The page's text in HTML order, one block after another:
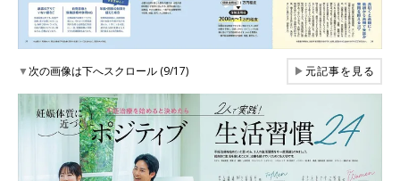
▼次の画像は下へスクロール (9/17) ▶元記事を見る